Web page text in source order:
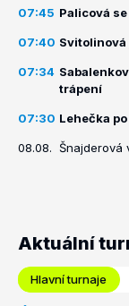
07:45 Palicová
07:40 Svitolinová
07:34
trápení
07:30 Lehečka
08.08. Šnajderová
Aktuální
Hlavní turnaje